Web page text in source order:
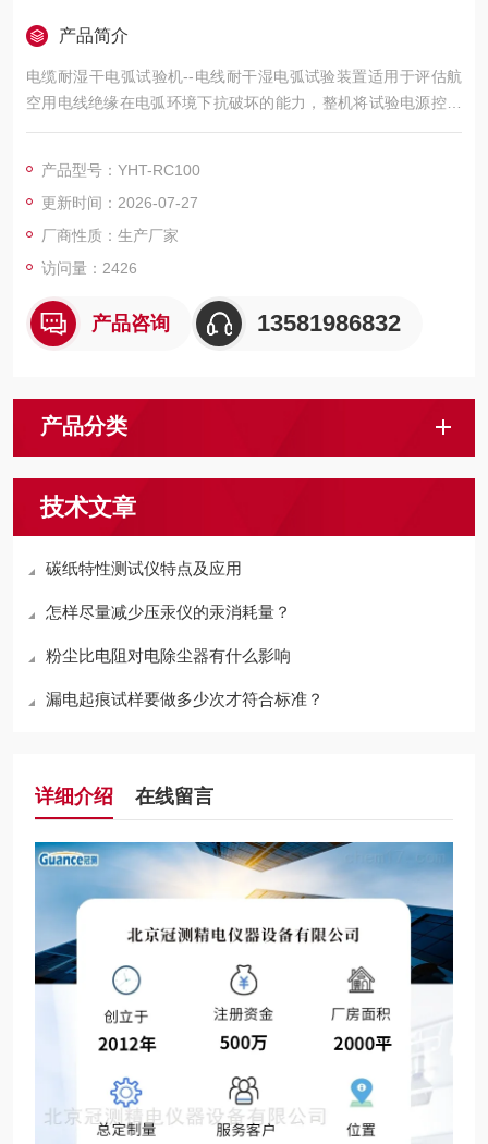
产品简介
电缆耐湿干电弧试验机--电线耐干湿电弧试验装置适用于评估航
空用电线绝缘在电弧环境下抗破坏的能力，整机将试验电源控制
与机械切割装置、滴液装置有机结合，采用10寸高清触摸屏参数
等参数在触摸屏里显示，是一台专业的电线耐电弧测试设备。
产品型号：YHT-RC100
更新时间：2026-07-27
厂商性质：生产厂家
访问量：2426
产品咨询 13581986832
产品分类
技术文章
碳纸特性测试仪特点及应用
怎样尽量减少压汞仪的汞消耗量？
粉尘比电阻对电除尘器有什么影响
漏电起痕试样要做多少次才符合标准？
详细介绍 在线留言